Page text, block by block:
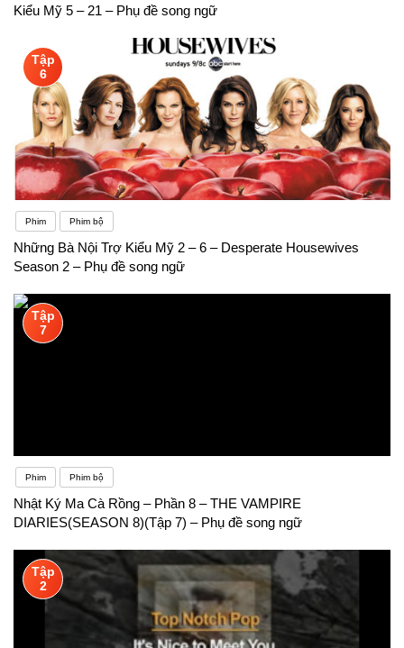
Kiểu Mỹ 5 – 21 – Phụ đề song ngữ
Tập
6
Phim Phim bộ
Những Bà Nội Trợ Kiểu Mỹ 2 – 6 – Desperate Housewives
Season 2 – Phụ đề song ngữ
Tập
7
Phim Phim bộ
Nhật Ký Ma Cà Rồng – Phần 8 – THE VAMPIRE
DIARIES(SEASON 8)(Tập 7) – Phụ đề song ngữ
Tập
2